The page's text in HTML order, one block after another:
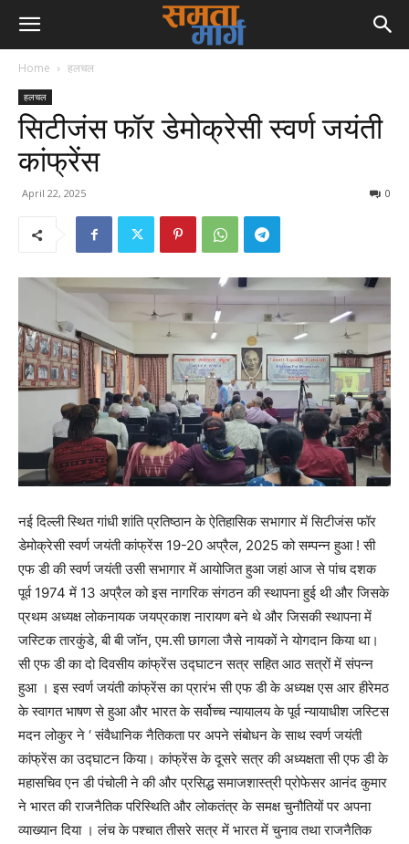
Home हलचल
हलचल
सिटीजंस फॉर डेमोक्रेसी स्वर्ण जयंती
कांफ्रेंस
April 22, 2025 0
नई दिल्ली स्थित गांधी शांति प्रतिष्ठान के ऐतिहासिक सभागार में सिटीजंस फॉर
डेमोक्रेसी स्वर्ण जयंती कांफ्रेंस 19-20 अप्रैल, 2025 को सम्पन्न हुआ ! सी
एफ डी की स्वर्ण जयंती उसी सभागार में आयोजित हुआ जहां आज से पांच दशक
पूर्व 1974 में 13 अप्रैल को इस नागरिक संगठन की स्थापना हुई थी और जिसके
प्रथम अध्यक्ष लोकनायक जयप्रकाश नारायण बने थे और जिसकी स्थापना में
जस्टिक तारकुंडे, बी बी जॉन, एम.सी छागला जैसे नायकों ने योगदान किया था।
सी एफ डी का दो दिवसीय कांफ्रेंस उद्घाटन सत्र सहित आठ सत्रों में संपन्न
हुआ । इस स्वर्ण जयंती कांफ्रेंस का प्रारंभ सी एफ डी के अध्यक्ष एस आर हीरेमठ
के स्वागत भाषण से हुआ और भारत के सर्वोच्च न्यायालय के पूर्व न्यायाधीश जस्टिस
मदन लोकुर ने ‘ संवैधानिक नैतिकता पर अपने संबोधन के साथ स्वर्ण जयंती
कांफ्रेंस का उद्घाटन किया। कांफ्रेंस के दूसरे सत्र की अध्यक्षता सी एफ डी के
महासचिव एन डी पंचोली ने की और प्रसिद्ध समाजशास्त्री प्रोफेसर आनंद कुमार
ने भारत की राजनैतिक परिस्थिति और लोकतंत्र के समक्ष चुनौतियों पर अपना
व्याख्यान दिया । लंच के पश्चात तीसरे सत्र में भारत में चुनाव तथा राजनैतिक